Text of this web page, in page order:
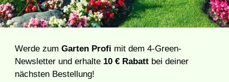
Werde zum Garten Profi mit dem 4-Green-
Newsletter und erhalte 10 € Rabatt bei deiner
nächsten Bestellung!